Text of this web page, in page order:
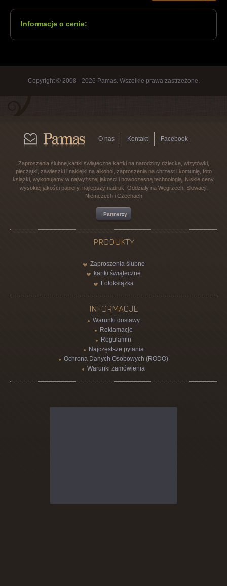
Informacje o cenie:
Copyright © 2008 - 2026 Pamas. Wszelkie prawa zastrzeżone.
O nas Kontakt Facebook
Zaproszenia ślubne,kartki świąteczne,kartki na narodziny dziecka, wizytówki,
pieczątki, zawieszki i naklejki na alkohol, zaproszenia na chrzest i komunię, foto
książki, wykonujemy w najwyższej jakości i nowoczesną technologią. Niskie ceny,
wysokiej jakości papiery, najlepszy nadruk. Oddziały na Węgrzech, Słowacji,
Niemczech i Czechach
Partnerzy
PRODUKTY
Zaproszenia ślubne
kartki świąteczne
Fotoksiążka
INFORMACJE
Warunki dostawy
Reklamacje
Regulamin
Najczęstsze pytania
Ochrona Danych Osobowych (RODO)
Warunki zamówienia